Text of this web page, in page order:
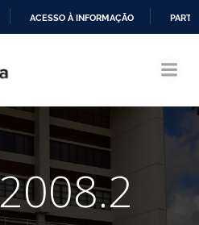
CONTEÚDO
ACESSO À INFORMAÇÃO